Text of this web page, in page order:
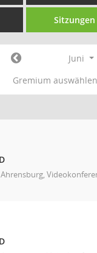
Sitzungen
Juni
Gremium auswählen
Ahrensburg,